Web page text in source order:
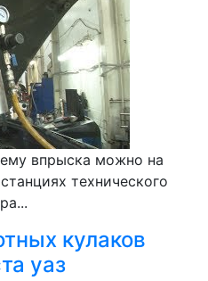
впрыска можно на
технического
кулаков
уаз